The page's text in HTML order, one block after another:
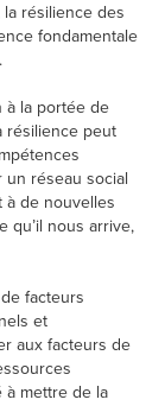
résilience des
fondamentale
à la portée de
résilience peut
un réseau social
à de nouvelles
qu’il nous arrive,
facteurs
et
aux facteurs de
à mettre de la